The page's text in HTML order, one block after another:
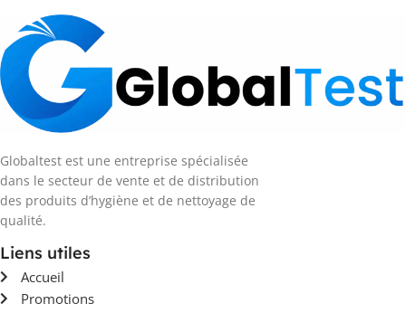
Globaltest est une entreprise spécialisée
dans le secteur de vente et de distribution
des produits d’hygiène et de nettoyage de
qualité.
Liens utiles
Accueil
Promotions